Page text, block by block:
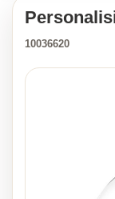
10036620